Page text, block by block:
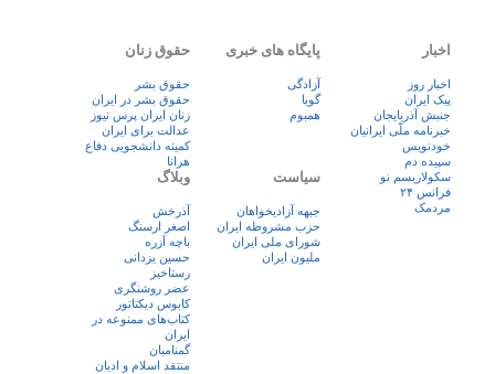
اخبار
اخبار روز
پيک ايران
جنبش آذربایجان
خبرنامه ملّی ایرانیان
خودنویس
سپیده دم
سکولاریسم نو
فرانس ۲۴
مردمک
پایگاه های خبری
آزادگی
گویا
همبوم
حقوق زنان
حقوق بشر
حقوق بشر در ایران
زنان ايران پرس نيوز
عدالت برای ایران
کمیته دانشجویی دفاع
هرانا
سیاست
جبهه آزادیخواهان
حزب مشروطه ایران
شورای ملی ایران
ملیون ایران
وبلاگ
آذرخش
اصغر ارسنگ
باچه آزره
حسین یزدانی
رستاخیز
عضر روشنگری
کابوس دیکتاتور
کتاب‌های ممنوعه در
ایران
گمنامیان
منتقد اسلام و ادیان